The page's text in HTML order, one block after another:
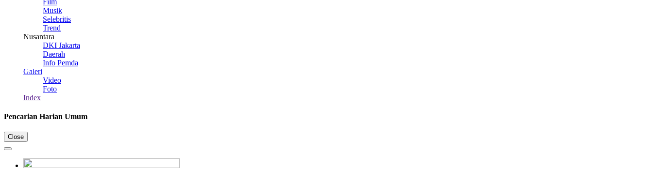
Film
Musik
Selebritis
Trend
Nusantara
DKI Jakarta
Daerah
Info Pemda
Galeri
Video
Foto
Index
Pencarian Harian Umum
Close